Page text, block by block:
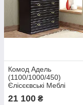
Комод Адель
(1100/1000/450)
Єлісєєвські Меблі
21 100 ₴